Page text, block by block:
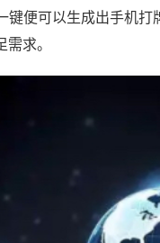
便可以生成出手机打
求。